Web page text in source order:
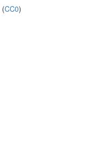
(CC0)